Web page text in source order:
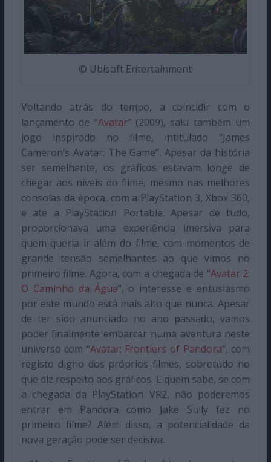
© Ubisoft Entertainment
Voltando atrás do tempo, a coincidir com o
lançamento de “Avatar” (2009), saiu também um
jogo inspirado no filme, intitulado “James
Cameron’s Avatar: The Game”. Apesar da história
ser semelhante, os gráficos estavam longe de
chegar aos níveis do filme, mesmo nas melhores
consolas da época, com a PlayStation 3, Xbox 360,
e até a PlayStation Portable. Apesar de tudo,
proporcionava uma experiência imersiva para
quem queria ir além do filme, com momentos de
grande tensão semelhantes ao que vimos no
primeiro filme. Agora, com a chegada de “Avatar 2:
O Caminho da Água”, o interesse e entusiasmo
por este mundo está mais alto que nunca. Apesar
de ter sido anunciado no ano passado, vamos
poder finalmente embarcar numa aventura neste
universo com “Avatar: Frontiers of Pandora”, com
registo digno dos próprios filmes, sobretudo no
que diz respeito aos gráficos. E quem sabe, se com
a chegada da PlayStation VR2, não poderemos
entrar em Pandora como Jake Sully fez no
primeiro filme? Além disso, a potencialidade da
nova geração pode ser decisiva.